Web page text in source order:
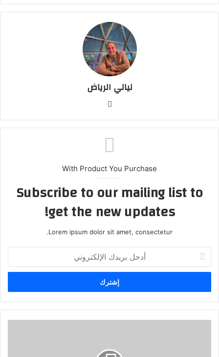
ليالي الرياض
الوي
With Product You Purchase
Subscribe to our mailing list to
get the new updates!
Lorem ipsum dolor sit amet, consectetur.
خ
ب
ر